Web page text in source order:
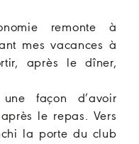
remonte à
mes vacances à
après le dîner,
façon d’avoir
le repas. Vers
la porte du club